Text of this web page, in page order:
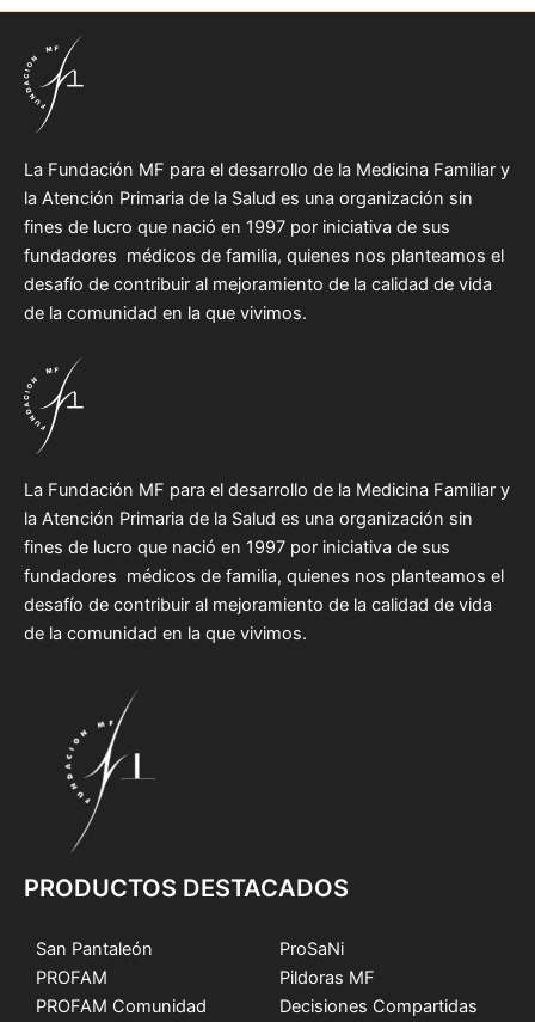
La Fundación MF para el desarrollo de la Medicina Familiar y
la Atención Primaria de la Salud es una organización sin
fines de lucro que nació en 1997 por iniciativa de sus
fundadores médicos de familia, quienes nos planteamos el
desafío de contribuir al mejoramiento de la calidad de vida
de la comunidad en la que vivimos.
La Fundación MF para el desarrollo de la Medicina Familiar y
la Atención Primaria de la Salud es una organización sin
fines de lucro que nació en 1997 por iniciativa de sus
fundadores médicos de familia, quienes nos planteamos el
desafío de contribuir al mejoramiento de la calidad de vida
de la comunidad en la que vivimos.
PRODUCTOS DESTACADOS
San Pantaleón
PROFAM
PROFAM Comunidad
ProSaNi
Pildoras MF
Decisiones Compartidas